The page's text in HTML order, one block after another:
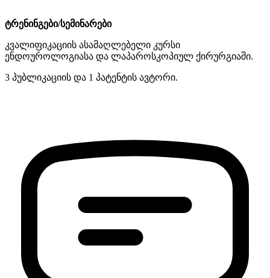
ტრენინგები/სემინარები
კვალიფიკაციის ასამაღლებელი კურსი
ენდოუროლოგიასა და ლაპაროსკოპიულ ქირურგიაში.
3 პუბლიკაციის და 1 პატენტის ავტორი.